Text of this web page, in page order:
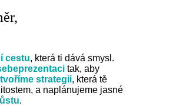
cestu, která ti dává smysl.
tak, aby
strategii, která tě
a naplánujeme jasné
.